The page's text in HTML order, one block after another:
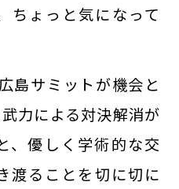
ちょっと気になって
島サミットが機会と
力による対決解消が
、優しく学術的な交
渡ることを切に切に